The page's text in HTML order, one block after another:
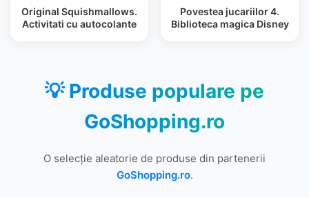
Original Squishmallows.
Activitati cu autocolante
Povestea jucariilor 4.
Biblioteca magica Disney
💡 Produse populare pe
GoShopping.ro
O selecție aleatorie de produse din partenerii
GoShopping.ro.